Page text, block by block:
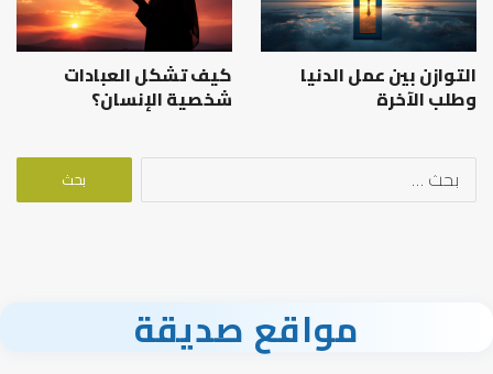
التوازن بين عمل الدنيا
وطلب الآخرة
كيف تشكل العبادات
شخصية الإنسان؟
البحث
مواقع صديقة